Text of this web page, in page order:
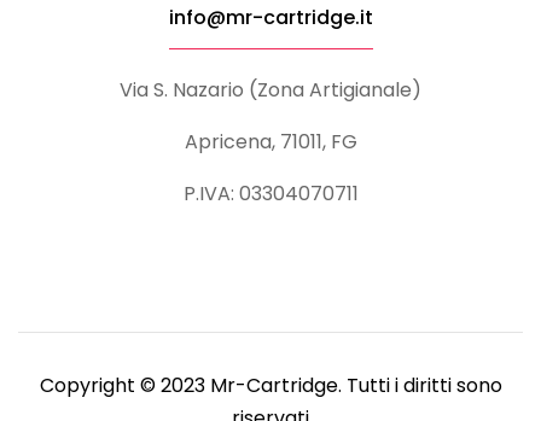
info@mr-cartridge.it
Via S. Nazario (Zona Artigianale)
Apricena, 71011, FG
P.IVA: 03304070711
Copyright © 2023 Mr-Cartridge. Tutti i diritti sono